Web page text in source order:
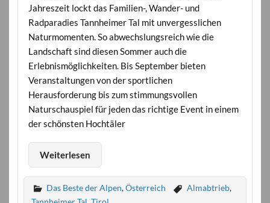
Jahreszeit lockt das Familien-, Wander- und
Radparadies Tannheimer Tal mit unvergesslichen
Naturmomenten. So abwechslungsreich wie die
Landschaft sind diesen Sommer auch die
Erlebnismöglichkeiten. Bis September bieten
Veranstaltungen von der sportlichen
Herausforderung bis zum stimmungsvollen
Naturschauspiel für jeden das richtige Event in einem
der schönsten Hochtäler
Weiterlesen
Das Beste der Alpen,Österreich Almabtrieb,